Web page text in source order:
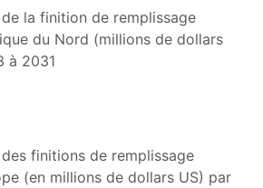
la finition de remplissage
du Nord (millions de dollars
à 2031
finitions de remplissage
(en millions de dollars US) par